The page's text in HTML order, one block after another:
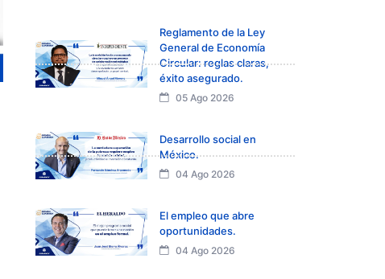
Reglamento de la Ley
General de Economía
Circular: reglas claras,
éxito asegurado.
05 Ago 2026
Desarrollo social en
México.
04 Ago 2026
El empleo que abre
oportunidades.
04 Ago 2026